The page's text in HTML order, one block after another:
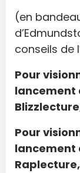
(en
conseils de
Pour
lancement
Pour
lancement